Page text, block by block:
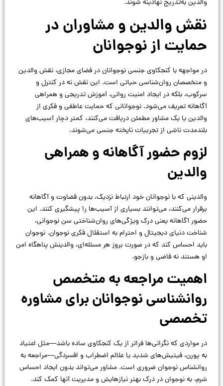
والدین به‌تدریج نهادینه شوند.
نقش والدین و مشاوران در
حمایت از نوجوانان
در مواجهه با کنجکاوی جنسی نوجوانان در فضای مجازی، نقش والدین
و متخصصان روان‌شناسی حیاتی است. این نقش نه در کنترل و
سرکوب، بلکه در ایجاد امنیت روانی، آموزش تدریجی و همراهی
آگاهانه تعریف می‌شود. نوجوانانی که حمایت عاطفی و فکری از
والدین یا یک مشاور مطمئن دریافت می‌کنند، کمتر دچار آسیب‌های
بلندمدت ناشی از تجربیات ناپخته جنسی می‌شوند.
لزوم حضور آگاهانه و همراهی
والدین
والدینی که با نوجوانان خود ارتباط نزدیک، بدون قضاوت و آگاهانه
برقرار می‌کنند، می‌توانند بسیاری از آسیب‌ها را پیشگیری کنند. این
حضور آگاهانه یعنی درک ویژگی‌های روان‌شناختی سن نوجوانی،
شناخت دنیای دیجیتال و احترام به استقلال فکری نوجوان. نوجوان
باید احساس کند که در صورت بروز هر مسئله‌ای، والدینش پناهگاه امن
او هستند نه قاضی و بازجو.
اهمیت مراجعه به متخصص
روانشناسی نوجوانان برای مشاوره
تخصصی
در مواردی که نگرانی‌ها فراتر از یک کنجکاوی ساده باشد—مثل اعتیاد
به پورن، فیتیش‌های شدید یا علائم اضطراب و افسردگی—مراجعه به
روانشناس نوجوان ضروری است. مشاور می‌تواند بدون ایجاد احساس
شرم، به نوجوان در درک بهتر نیازهایش و مدیریت آنها کمک کند.